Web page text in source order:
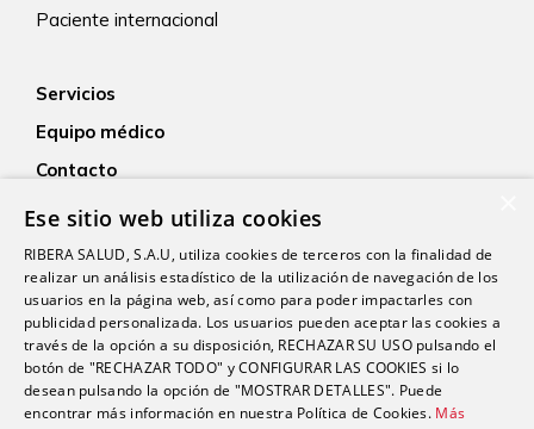
Paciente internacional
Servicios
Equipo médico
Contacto
Empleo
Actualidad
Ese sitio web utiliza cookies
RIBERA SALUD, S.A.U, utiliza cookies de terceros con la finalidad de
realizar un análisis estadístico de la utilización de navegación de los
usuarios en la página web, así como para poder impactarles con
publicidad personalizada. Los usuarios pueden aceptar las cookies a
través de la opción a su disposición, RECHAZAR SU USO pulsando el
botón de "RECHAZAR TODO" y CONFIGURAR LAS COOKIES si lo
desean pulsando la opción de "MOSTRAR DETALLES". Puede
encontrar más información en nuestra Política de Cookies. Más